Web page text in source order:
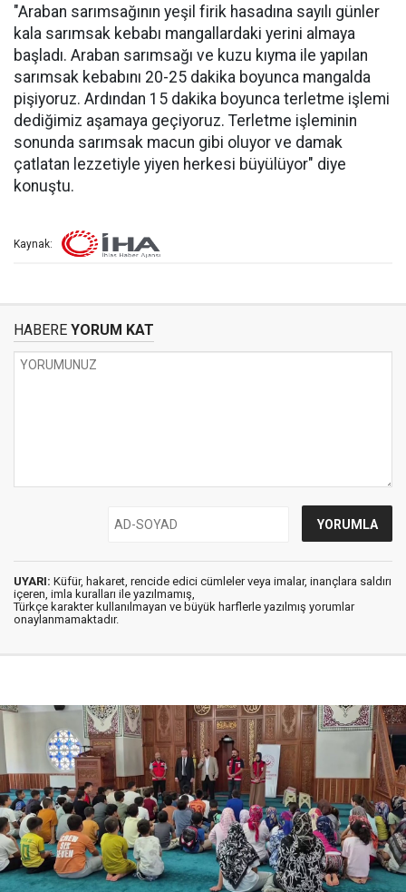
"Araban sarımsağının yeşil firik hasadına sayılı günler
kala sarımsak kebabı mangallardaki yerini almaya
başladı. Araban sarımsağı ve kuzu kıyma ile yapılan
sarımsak kebabını 20-25 dakika boyunca mangalda
pişiyoruz. Ardından 15 dakika boyunca terletme işlemi
dediğimiz aşamaya geçiyoruz. Terletme işleminin
sonunda sarımsak macun gibi oluyor ve damak
çatlatan lezzetiyle yiyen herkesi büyülüyor" diye
konuştu.
Kaynak:
HABERE YORUM KAT
UYARI: Küfür, hakaret, rencide edici cümleler veya imalar, inançlara saldırı
içeren, imla kuralları ile yazılmamış,
Türkçe karakter kullanılmayan ve büyük harflerle yazılmış yorumlar
onaylanmamaktadır.